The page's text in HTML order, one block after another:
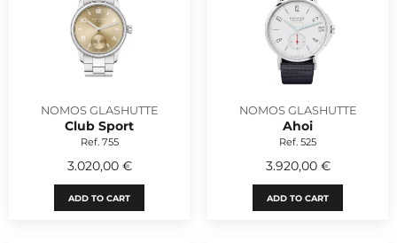
NOMOS GLASHUTTE
Club Sport
Ref. 755
3.020,00 €
ADD TO CART
NOMOS GLASHUTTE
Ahoi
Ref. 525
3.920,00 €
ADD TO CART